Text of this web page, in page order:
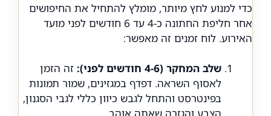
כדי למנוע לחץ מיותר, מומלץ להתחיל את החיפושים
אחר חליפת החתונה כ-4 עד 6 חודשים לפני מועד
האירוע. לוח זמנים זה מאפשר:
שלב המחקר (4-6 חודשים לפני):
זה הזמן
לאסוף השראה. דפדף במגזינים, שמור תמונות
בפינטרסט והתחל לגבש כיוון כללי לגבי הסגנון,